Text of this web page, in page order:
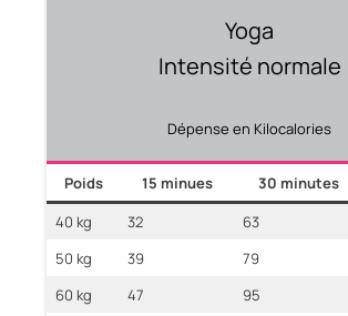
Yoga
Intensité normale
Dépense en Kilocalories
Poids 15 minues 30 minutes
40 kg
32 63
50 kg
39 79
60 kg
47 95